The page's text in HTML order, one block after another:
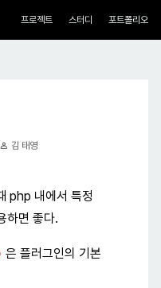
네비게이션
프로젝트 스터디 포트폴리오
person 김 태영
php 내에서 특정
하면 좋다.
은 플러그인의 기본